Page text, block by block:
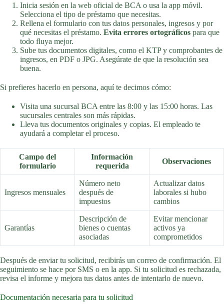
Inicia sesión en la web oficial de BCA o usa la app móvil.
Selecciona el tipo de préstamo que necesitas.
Rellena el formulario con tus datos personales, ingresos y por
qué necesitas el préstamo. Evita errores ortográficos para que
todo fluya mejor.
Sube tus documentos digitales, como el KTP y comprobantes de
ingresos, en PDF o JPG. Asegúrate de que la resolución sea
buena.
Si prefieres hacerlo en persona, aquí te decimos cómo:
Visita una sucursal BCA entre las 8:00 y las 15:00 horas. Las
sucursales centrales son más rápidas.
Lleva tus documentos originales y copias. El empleado te
ayudará a completar el proceso.
Campo del
formulario
Información
requerida
Observaciones
Ingresos mensuales
Número neto
después de
impuestos
Actualizar datos
laborales si hubo
cambios
Garantías
Descripción de
bienes o cuentas
asociadas
Evitar mencionar
activos ya
comprometidos
Después de enviar tu solicitud, recibirás un correo de confirmación. El
seguimiento se hace por SMS o en la app. Si tu solicitud es rechazada,
revisa el informe y mejora tus datos antes de intentarlo de nuevo.
Documentación necesaria para tu solicitud